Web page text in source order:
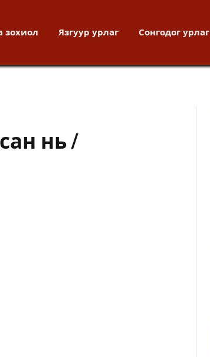
зохиол Язгуур урлаг Сонгодог урлаг
нь /